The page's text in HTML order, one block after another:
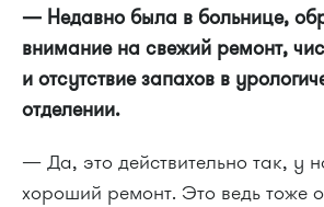
— Недавно была в больнице,
внимание на свежий ремонт,
и отсутствие запахов в
отделении.
— Да, это действительно так, у
хороший ремонт. Это ведь тоже